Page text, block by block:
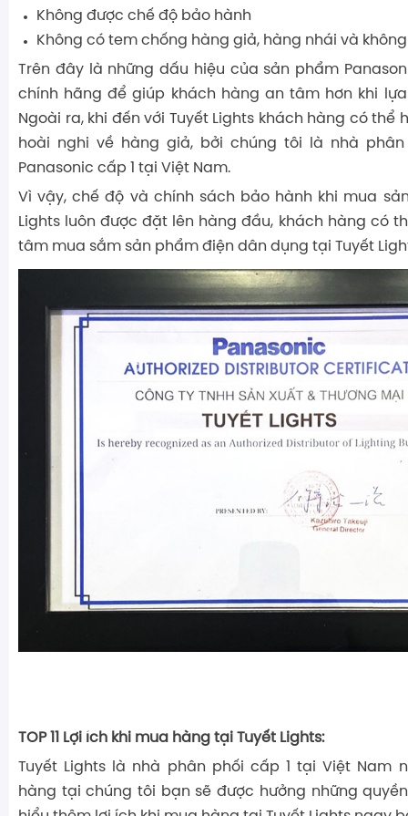
Không được chế độ bảo hành
Không có tem chống hàng giả, hàng nhái và
Trên đây là những dấu hiệu của sản phẩm
chính hãng để giúp khách hàng an tâm hơn khi
Ngoài ra, khi đến với Tuyết Lights khách hàng có thể
hoài nghi về hàng giả, bởi chúng tôi là nhà
Panasonic cấp 1 tại Việt Nam.
Vì vậy, chế độ và chính sách bảo hành khi mua
Lights luôn được đặt lên hàng đầu, khách hàng có
tâm mua sắm sản phẩm điện dân dụng tại Tuyết
TOP 11 Lợi ích khi mua hàng tại Tuyết Lights:
Tuyết Lights là nhà phân phối cấp 1 tại Việt Nam
hàng tại chúng tôi bạn sẽ được hưởng những